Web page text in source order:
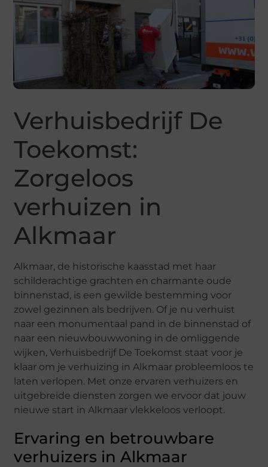
Verhuisbedrijf De
Toekomst:
Zorgeloos
verhuizen in
Alkmaar
Alkmaar, de historische kaasstad met haar
schilderachtige grachten en charmante oude
binnenstad, is een gewilde bestemming voor
zowel gezinnen als bedrijven. Of je nu verhuist
naar een monumentaal pand in de binnenstad of
naar een nieuwbouwwoning in de omliggende
wijken, Verhuisbedrijf De Toekomst staat voor je
klaar om je verhuizing in Alkmaar probleemloos te
laten verlopen. Met onze ervaren verhuizers en
uitgebreide diensten zorgen we ervoor dat jouw
nieuwe start in Alkmaar vlekkeloos verloopt.
Ervaring en betrouwbare
verhuizers in Alkmaar